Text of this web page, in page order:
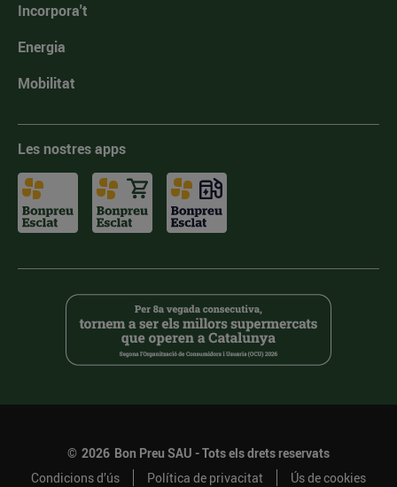
Incorpora't
Energia
Mobilitat
Les nostres apps
© 2026 Bon Preu SAU - Tots els drets reservats
Condicions d’ús
Política de privacitat Ús de cookies